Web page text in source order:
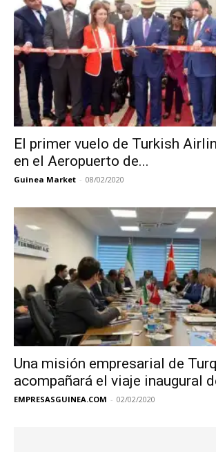
El primer vuelo de Turkish
en el Aeropuerto de...
Guinea Market - 08/02/2020
Una misión empresarial de
acompañará el viaje inaugural
EMPRESASGUINEA.COM - 02/02/2020